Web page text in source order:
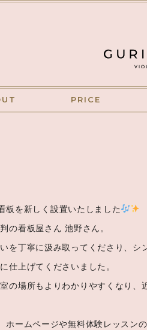
PRICE
を新しく設置いたしました
の看板屋さん 池野さん。
を丁寧に汲み取ってくださり、シ
仕上げてくださいました。
の場所もよりわかりやすくなり、
ームページや無料体験レッスン